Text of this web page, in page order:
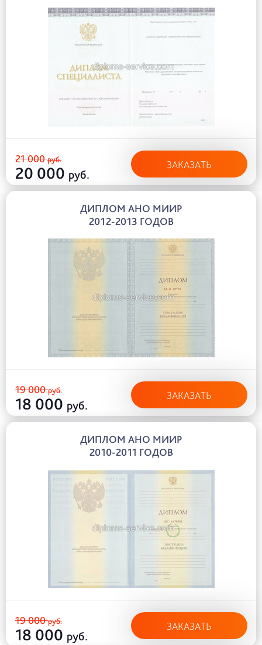
21 000руб.
20 000 руб.
ЗАКАЗАТЬ
ДИПЛОМ АНО МИИР
2012-2013 ГОДОВ
19 000руб.
18 000 руб.
ЗАКАЗАТЬ
ДИПЛОМ АНО МИИР
2010-2011 ГОДОВ
19 000руб.
18 000 руб.
ЗАКАЗАТЬ